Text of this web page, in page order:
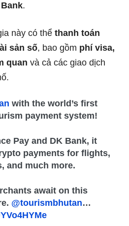
.
này có thể thanh toán
sản số, bao gồm phí visa,
quan và cả các giao dịch
with the world’s first
payment system!
Pay and DK Bank, it
payments for flights,
and much more.
await on this
@tourismbhutan…